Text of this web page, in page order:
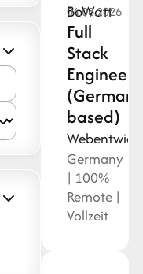
BoWatt
Full
Stack
Engineer
based)
04.08.2026
Germany
| 100%
Remote |
Vollzeit